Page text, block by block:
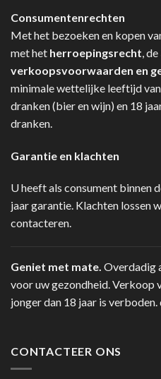
Consumentenrechten
Met het bezoeken en kopen
met het herroepingsrecht, de
verkoopsvoorwaarden en
minimale wettelijke leeftijd
dranken (bier en wijn) en 18
dranken.
Garantie en klachten
U heeft als consument binnen
jaar garantie. Klachten lossen
contacteren.
Geniet met mate. Overdadig
voor uw gezondheid. Verkoop
jonger dan 18 jaar is verboden.
CONTACTEER ONS